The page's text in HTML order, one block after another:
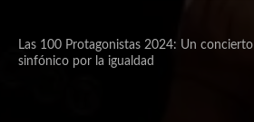
Las 100 Protagonistas 2024: Un concierto
sinfónico por la igualdad